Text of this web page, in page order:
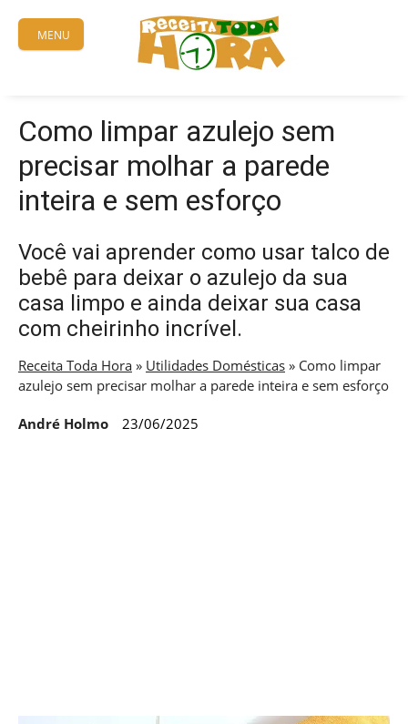
content
MENU
Como limpar azulejo sem
precisar molhar a parede
inteira e sem esforço
Você vai aprender como usar talco de
bebê para deixar o azulejo da sua
casa limpo e ainda deixar sua casa
com cheirinho incrível.
Receita Toda Hora » Utilidades Domésticas » Como limpar
azulejo sem precisar molhar a parede inteira e sem esforço
André Holmo 23/06/2025